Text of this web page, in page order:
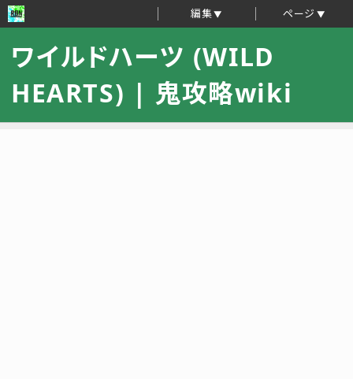
編集 ページ
ワイルドハーツ (WILD
HEARTS) | 鬼攻略wiki